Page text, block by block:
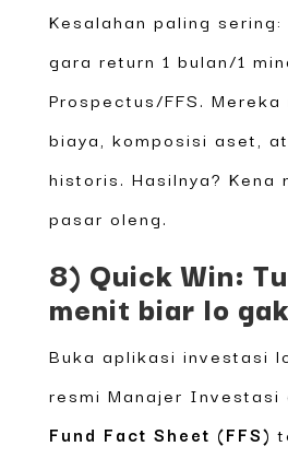
Kesalahan paling sering:
gara return 1 bulan/1
Prospectus/FFS.
biaya, komposisi aset,
historis. Hasilnya? Kena
pasar oleng.
8) Quick Win:
menit biar lo
Buka aplikasi investasi
resmi Manajer Investasi
Fund Fact Sheet (FFS)